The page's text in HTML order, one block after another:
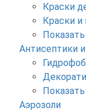
Краски
Краски и
Антисептики
Аэрозоли